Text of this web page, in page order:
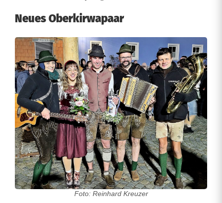
Neues Oberkirwapaar
Foto: Reinhard Kreuzer